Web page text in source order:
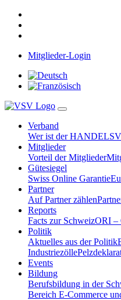
Mitglieder-Login
Verband
Wer ist der
Mitglieder
Vorteil der Mitglieder
Gütesiegel
Swiss Online Garantie
Partner
Auf Partner zählen
Reports
Facts zur SchweizORI –
Politik
Aktuelles aus der Politik
Industriezölle
Events
Bildung
Berufsbildung in der
Bereich E-Commerce